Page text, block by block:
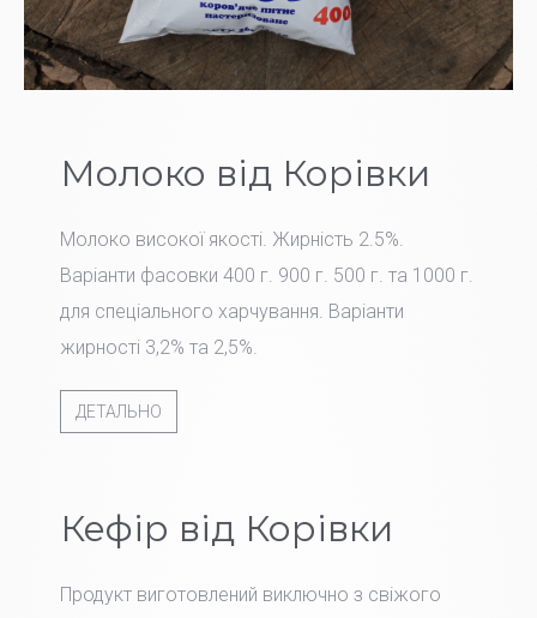
Молоко від Корівки
Молоко високої якості. Жирність 2.5%.
Варіанти фасовки 400 г. 900 г. 500 г. та 1000 г.
для спеціального харчування. Варіанти
жирності 3,2% та 2,5%.
ДЕТАЛЬНО
Кефір від Корівки
Продукт виготовлений виключно з свіжого